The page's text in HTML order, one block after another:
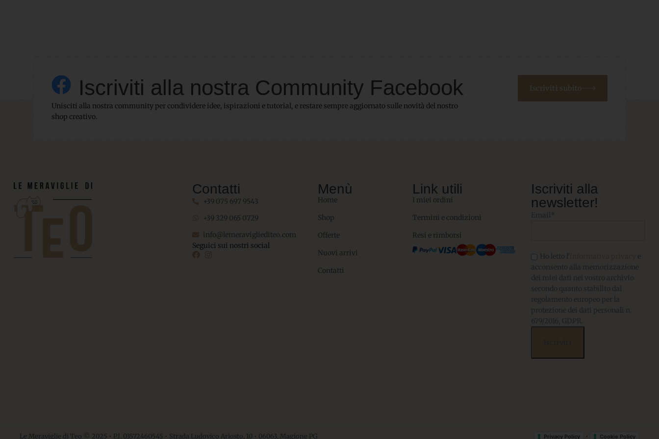
Iscriviti alla nostra Community Facebook
Unisciti alla nostra community per condividere idee, ispirazioni e tutorial, e restare sempre aggiornato sulle novità del nostro
shop creativo.
Iscriviti subito
Contatti
+39 075 697 9543
+39 329 065 0729
info@lemeravigliediteo.com
Seguici sui nostri social
Menù
Home
Shop
Offerte
Nuovi arrivi
Contatti
Link utili
I miei ordini
Termini e condizioni
Resi e rimborsi
Iscriviti alla
newsletter!
Le Meraviglie di Teo © 2025 • P.I. 03572460545 • Strada Ludovico Ariosto, 10 • 06063, Magione PG Privacy Policy • Cookie Policy